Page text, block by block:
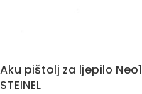
Aku pištolj za ljepilo Neo1
STEINEL